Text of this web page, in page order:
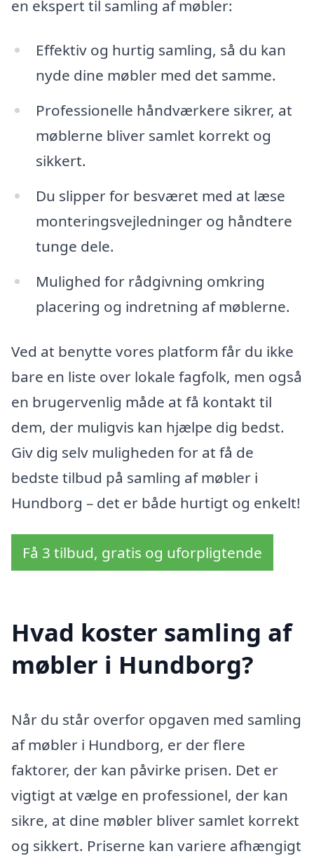
en ekspert til samling af møbler:
Effektiv og hurtig samling, så du kan
nyde dine møbler med det samme.
Professionelle håndværkere sikrer, at
møblerne bliver samlet korrekt og
sikkert.
Du slipper for besværet med at læse
monteringsvejledninger og håndtere
tunge dele.
Mulighed for rådgivning omkring
placering og indretning af møblerne.
Ved at benytte vores platform får du ikke
bare en liste over lokale fagfolk, men også
en brugervenlig måde at få kontakt til
dem, der muligvis kan hjælpe dig bedst.
Giv dig selv muligheden for at få de
bedste tilbud på samling af møbler i
Hundborg – det er både hurtigt og enkelt!
Få 3 tilbud, gratis og uforpligtende
Hvad koster samling af
møbler i Hundborg?
Når du står overfor opgaven med samling
af møbler i Hundborg, er der flere
faktorer, der kan påvirke prisen. Det er
vigtigt at vælge en professionel, der kan
sikre, at dine møbler bliver samlet korrekt
og sikkert. Priserne kan variere afhængigt